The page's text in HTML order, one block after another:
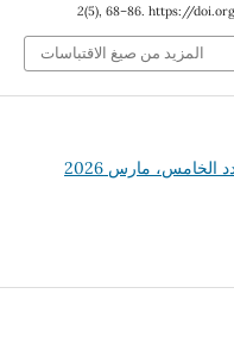
2(5), 68–86. https://
المزيد من صيغ الاقتباسات